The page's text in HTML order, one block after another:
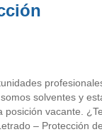
solventes y
posición vacante.
– Protección de